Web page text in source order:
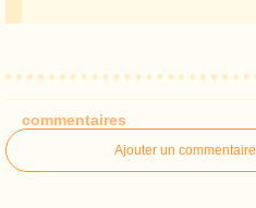
commentaires
Ajouter un commentaire